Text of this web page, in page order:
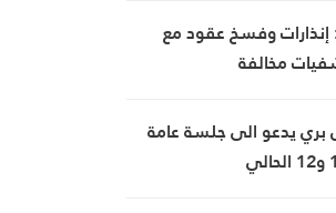
وفسخ عقود مع
مخالفة
بري يدعو الى جلسة عامة